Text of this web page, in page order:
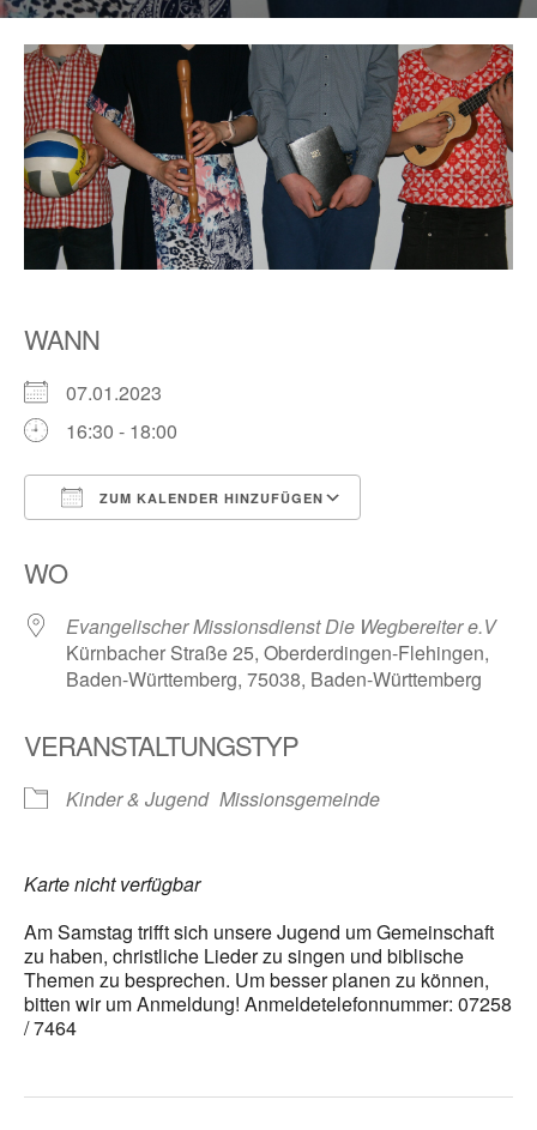
WANN
07.01.2023
16:30 - 18:00
ZUM KALENDER HINZUFÜGEN
WO
Evangelischer Missionsdienst Die Wegbereiter e.V
Kürnbacher Straße 25, Oberderdingen-Flehingen,
Baden-Württemberg, 75038, Baden-Württemberg
VERANSTALTUNGSTYP
Kinder & Jugend Missionsgemeinde
Karte nicht verfügbar
Am Samstag trifft sich unsere Jugend um Gemeinschaft
zu haben, christliche Lieder zu singen und biblische
Themen zu besprechen. Um besser planen zu können,
bitten wir um Anmeldung! Anmeldetelefonnummer: 07258
/ 7464